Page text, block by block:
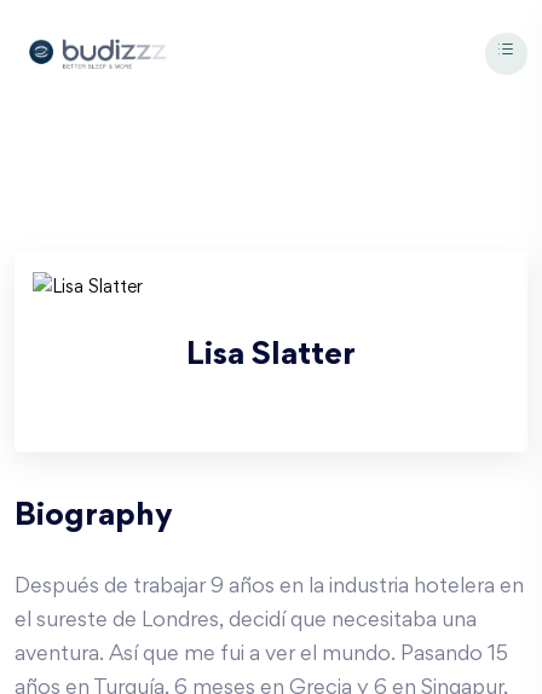
Lisa Slatter
Biography
Después de trabajar 9 años en la industria hotelera en
el sureste de Londres, decidí que necesitaba una
aventura. Así que me fui a ver el mundo. Pasando 15
años en Turquía, 6 meses en Grecia y 6 en Singapur,